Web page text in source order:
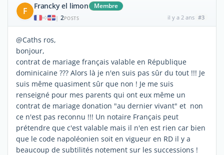
F Francky el limon Membre
| 2POSTS il y a 2 ans #3
@Caths ros,
bonjour,
contrat de mariage français valable en République
dominicaine ??? Alors là je n'en suis pas sûr du tout !!! Je
suis même quasiment sûr que non ! Je me suis
renseigné pour mes parents qui ont eux même un
contrat de mariage donation "au dernier vivant" et non
ce n'est pas reconnu !!! Un notaire Français peut
prétendre que c'est valable mais il n'en est rien car bien
que le code napoléonien soit en vigueur en RD il y a
beaucoup de subtilités notement sur les successions !